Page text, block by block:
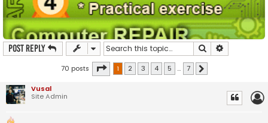
Post Reply Search
70 posts Page 1of 7
1 2 3 4 5 … 7
Vusal
Site Admin